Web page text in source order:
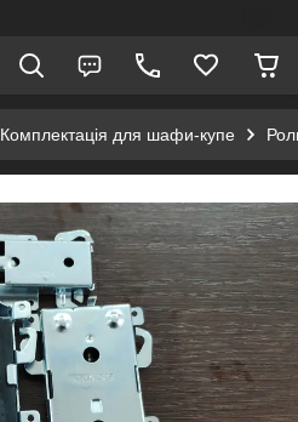
Комплектація для шафи-купе